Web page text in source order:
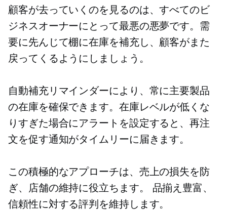
顧客が去っていくのを見るのは、すべてのビ
ジネスオーナーにとって最悪の悪夢です。需
要に先んじて棚に在庫を補充し、顧客がまた
戻ってくるようにしましょう。
自動補充リマインダーにより、常に主要製品
の在庫を確保できます。在庫レベルが低くな
りすぎた場合にアラートを設定すると、再注
文を促す通知がタイムリーに届きます。
この積極的なアプローチは、売上の損失を防
ぎ、店舗の維持に役立ちます。 品揃え豊富、
信頼性に対する評判を維持します。